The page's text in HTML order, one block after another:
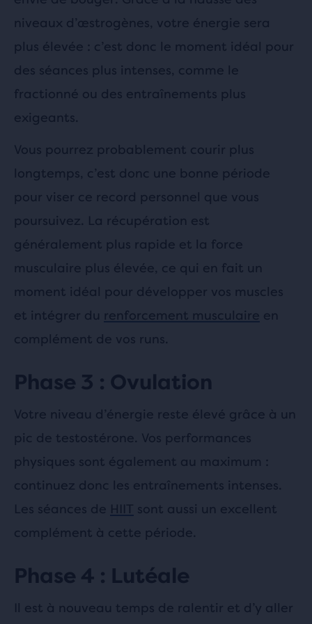
niveaux d’œstrogènes, votre énergie sera
plus élevée : c’est donc le moment idéal pour
des séances plus intenses, comme le
fractionné ou des entraînements plus
exigeants.
Vous pourrez probablement courir plus
longtemps, c’est donc une bonne période
pour viser ce record personnel que vous
poursuivez. La récupération est
généralement plus rapide et la force
musculaire plus élevée, ce qui en fait un
moment idéal pour développer vos muscles
et intégrer du renforcement musculaire en
complément de vos runs.
Phase 3 : Ovulation
Votre niveau d’énergie reste élevé grâce à un
pic de testostérone. Vos performances
physiques sont également au maximum :
continuez donc les entraînements intenses.
Les séances de HIIT sont aussi un excellent
complément à cette période.
Phase 4 : Lutéale
Il est à nouveau temps de ralentir et d’y aller